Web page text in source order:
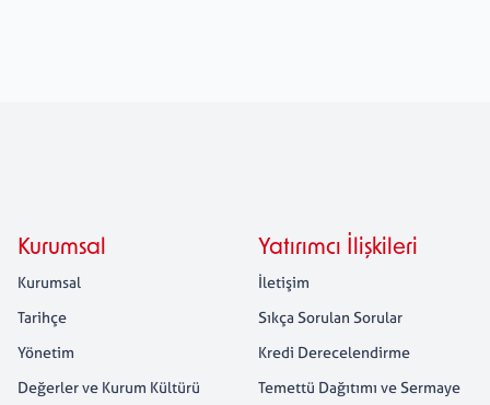
Kurumsal
Kurumsal
Tarihçe
Yönetim
Değerler ve Kurum Kültürü
Yatırımcı İlişkileri
İletişim
Sıkça Sorulan Sorular
Kredi Derecelendirme
Temettü Dağıtımı ve Sermaye